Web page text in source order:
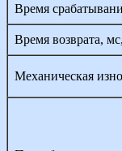
Время
Время возврата,
Механическая